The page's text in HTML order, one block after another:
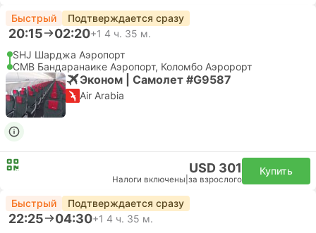
Быстрый Подтверждается сразу
20:15 02:20+1 4 ч. 35 м.
SHJ Шарджа Аэропорт
CMB Бандаранаике Аэропорт, Коломбо Аэророрт
Эконом | Самолет #G9587
Air Arabia
USD 301
Налоги включены за взрослого
Купить
Быстрый Подтверждается сразу
22:25 04:30+1 4 ч. 35 м.